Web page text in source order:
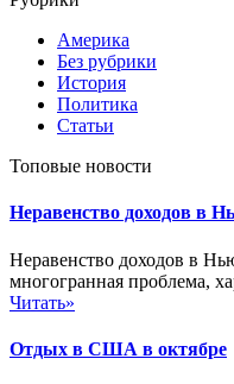
Америка
Без рубрики
История
Политика
Статьи
Топовые новости
Неравенство доходов в
Неравенство доходов в
многогранная проблема,
Читать»
Отдых в США в октябре